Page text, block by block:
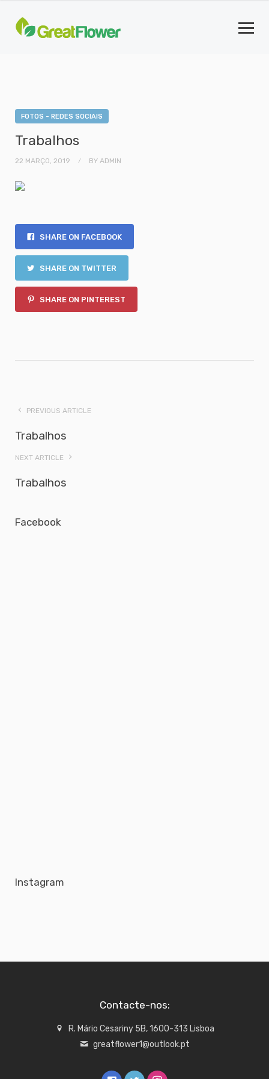
FOTOS - REDES SOCIAIS
Trabalhos
22 MARÇO, 2019 BY ADMIN
SHARE ON FACEBOOK
SHARE ON TWITTER
SHARE ON PINTEREST
PREVIOUS ARTICLE
Trabalhos
NEXT ARTICLE
Trabalhos
Facebook
Instagram
Contacte-nos:
R. Mário Cesariny 5B, 1600-313 Lisboa
greatflower1@outlook.pt